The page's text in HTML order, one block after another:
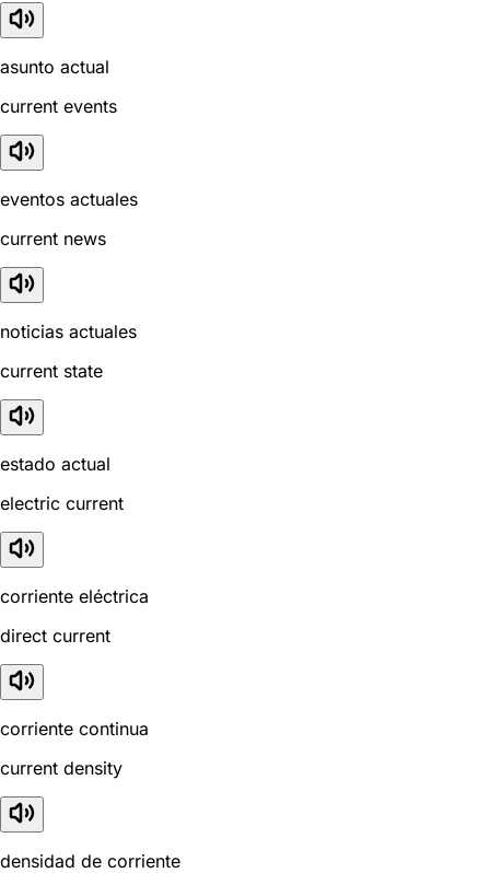
asunto actual
current events
eventos actuales
current news
noticias actuales
current state
estado actual
electric current
corriente eléctrica
direct current
corriente continua
current density
densidad de corriente